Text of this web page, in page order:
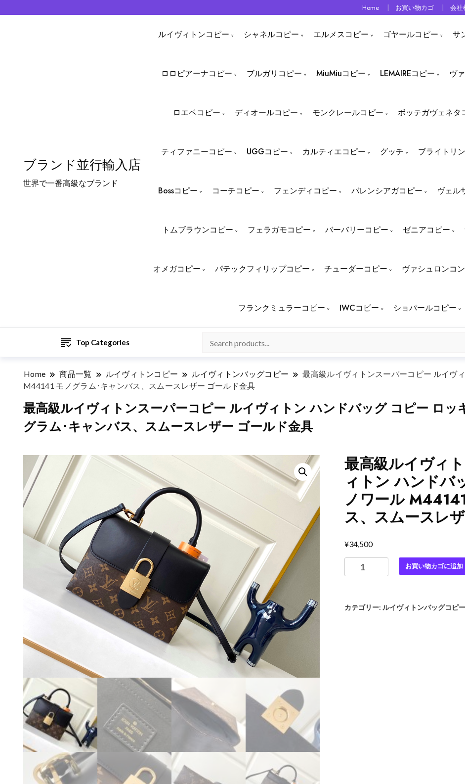
Home お買い物カゴ 会社
ブランド並行輸入店
世界で一番高級なブランド
ルイヴィトンコピー シャネルコピー エルメスコピー ゴヤールコピー サ
ロロピアーナコピー ブルガリコピー MiuMiuコピー LEMAIREコピー ヴ
ロエベコピー ディオールコピー モンクレールコピー ボッテガヴェネタ
ティファニーコピー UGGコピー カルティエコピー グッチ ブライトリ
Bossコピー コーチコピー フェンディコピー バレンシアガコピー ヴェル
トムブラウンコピー フェラガモコピー バーバリーコピー ゼニアコピー
オメガコピー パテックフィリップコピー チューダーコピー ヴァシュロンコ
フランクミュラーコピー IWCコピー ショパールコピー
Top Categories
Home 商品一覧 ルイヴィトンコピー ルイヴィトンバッグコピー
最高級ルイヴィトンスーパーコピー ルイヴ
M44141 モノグラム･キャンバス、スムースレザー ゴールド金具
最高級ルイヴィトンスーパーコピー ルイヴィトン ハンドバッグ コピー ロッ
グラム･キャンバス、スムースレザー ゴールド金具
最高級ルイヴィ
ィトン ハンドバ
ノワール
ス、スムースレ
¥34,500
高
イ
お買い物カゴに追加
カテゴリー: ルイヴィトンバッグコピー